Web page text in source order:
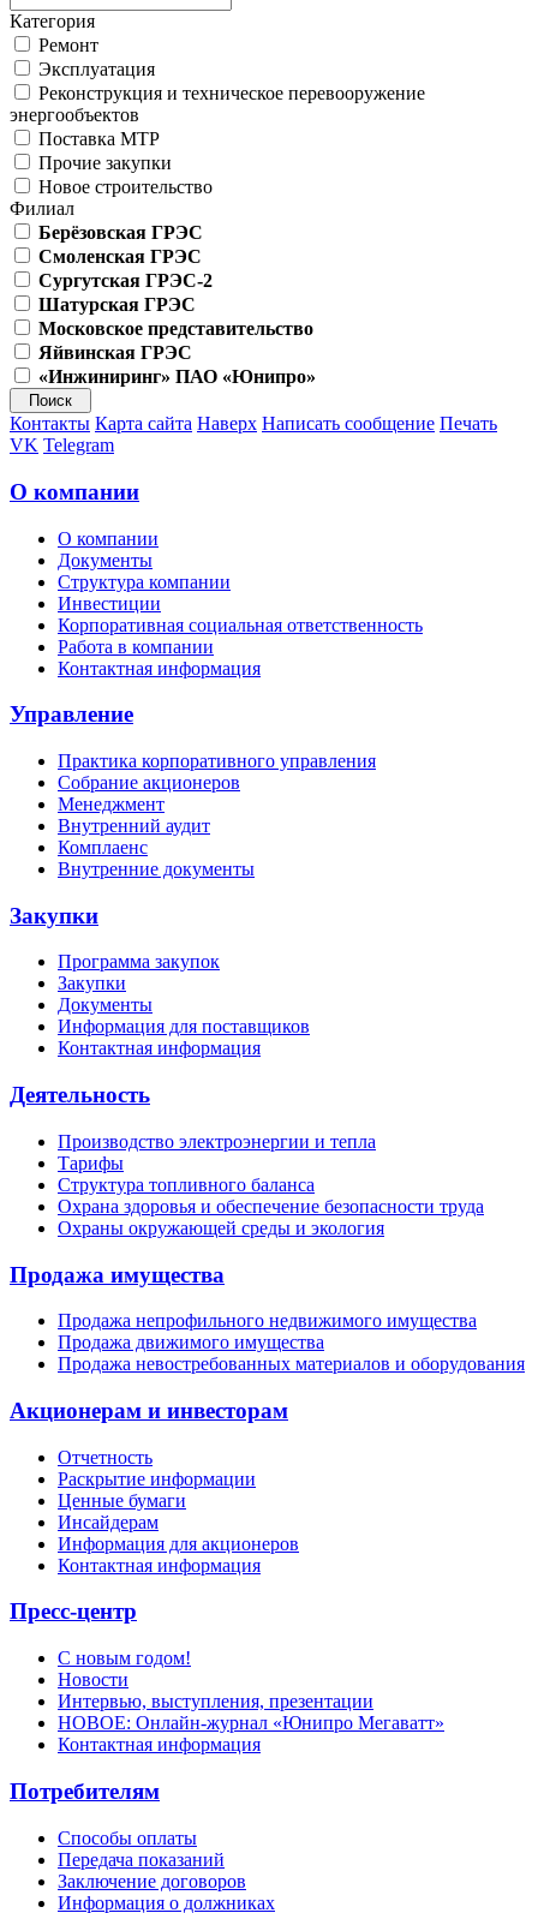
Категория
Ремонт
Эксплуатация
Реконструкция и техническое перевооружение
энергообъектов
Поставка МТР
Прочие закупки
Новое строительство
Филиал
Берёзовская ГРЭС
Смоленская ГРЭС
Сургутская ГРЭС-2
Шатурская ГРЭС
Московское представительство
Яйвинская ГРЭС
«Инжиниринг» ПАО «Юнипро»
Контакты Карта сайта Наверх Написать сообщение Печать
VK Telegram
О компании
О компании
Документы
Структура компании
Инвестиции
Корпоративная социальная ответственность
Работа в компании
Контактная информация
Управление
Практика корпоративного управления
Собрание акционеров
Менеджмент
Внутренний аудит
Комплаенс
Внутренние документы
Закупки
Программа закупок
Закупки
Документы
Информация для поставщиков
Контактная информация
Деятельность
Производство электроэнергии и тепла
Тарифы
Структура топливного баланса
Охрана здоровья и обеспечение безопасности труда
Охраны окружающей среды и экология
Продажа имущества
Продажа непрофильного недвижимого имущества
Продажа движимого имущества
Продажа невостребованных материалов и оборудования
Акционерам и инвесторам
Отчетность
Раскрытие информации
Ценные бумаги
Инсайдерам
Информация для акционеров
Контактная информация
Пресс-центр
С новым годом!
Новости
Интервью, выступления, презентации
НОВОЕ: Онлайн-журнал «Юнипро Мегаватт»
Контактная информация
Потребителям
Способы оплаты
Передача показаний
Заключение договоров
Информация о должниках